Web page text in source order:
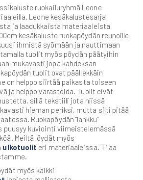
ruokailuryhmä Leone
Leone kesäkalustesarja
ja laadukkaista materiaaleista
kesäkaluste ruokapöydän reunoille
ihmistä syömään ja nauttimaan
tuolit myös pöydän päätyihin
mukavasti jopa kahdeksan
tuolit ovat päällekkäin
on helppo siirtää paikasta toiseen
ja helppo varastoida. Tuolit eivät
sillä tekstiili jota niissä
hieman periksi, mutta silti pitää
Ruokapöydän "lankku"
puusyy kuviointi viimeistelemässä
Meiltä löydät myös
ulkotuolit eri materiaaleissa. Tilaa
myös kaikki